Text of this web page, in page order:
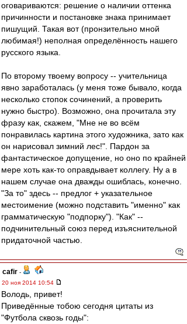
оговариваются: решение о наличии оттенка
причинности и постановке знака принимает
пишущий. Такая вот (пронзительно мной
любимая!) неполная определённость нашего
русского языка.
По второму твоему вопросу -- учительница
явно заработалась (у меня тоже бывало, когда
несколько стопок сочинений, а проверить
нужно быстро). Возможно, она прочитала эту
фразу как, скажем, "Мне не во всём
понравилась картина этого художника, зато как
он нарисовал зимний лес!". Пардон за
фантастическое допущение, но оно по крайней
мере хоть как-то оправдывает коллегу. Ну а в
нашем случае она дважды ошиблась, конечно.
"За то" здесь -- предлог + указательное
местоимение (можно подставить "именно" как
грамматическую "подпорку"). "Как" --
подчинительный союз перед изъяснительной
придаточной частью.
cafir -
20 ноя 2014 10:54
Володь, привет!
Приведённые тобою сегодня цитаты из
"Футбола сквозь годы":